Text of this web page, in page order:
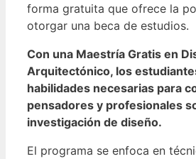
forma gratuita que ofrece la
otorgar una beca de estudios.
Con una Maestría Gratis en
Arquitectónico, los
habilidades necesarias para
pensadores y profesionales
investigación de diseño.
El programa se enfoca en